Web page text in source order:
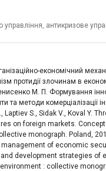
антикризове
економічний
протидії злочинам в
М. П. Формування
та методи комерціалізації
Laptiev S., Sidak V., Koval Y.
on foreign markets.
monograph. Poland,
management of economic
development strategies of
: collective